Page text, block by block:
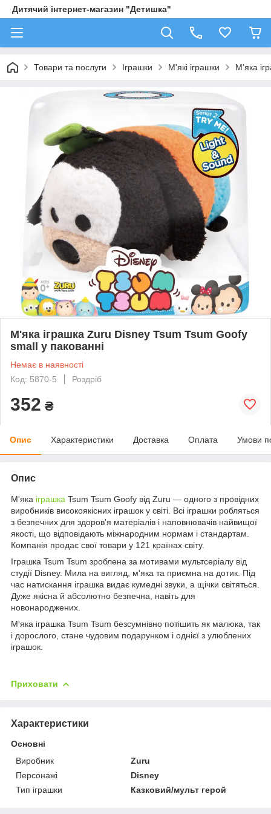
Дитячий інтернет-магазин "Детишка"
Товари та послуги Іграшки М'які іграшки М'яка
М'яка іграшка Zuru Disney Tsum Tsum Goofy
small у пакованні
Немає в наявності
Код: 5870-5
Роздріб
352 ₴
Опис Характеристики Доставка Оплата Умови
Опис
М'яка іграшка Tsum Tsum Goofy від Zuru — одного з провідних
виробників високоякісних іграшок у світі. Всі іграшки робляться
з безпечних для здоров'я матеріалів і наповнювачів найвищої
якості, що відповідають міжнародним нормам і стандартам.
Компанія продає свої товари у 121 країнах світу.
Іграшка Tsum Tsum зроблена за мотивами мультсеріалу від
студії Disney. Мила на вигляд, м'яка та приємна на дотик. Під
час натискання іграшка видає кумедні звуки, а щічки світяться.
Дуже якісна й абсолютно безпечна, навіть для
новонароджених.
М'яка іграшка Tsum Tsum безсумнівно потішить як малюка, так
і дорослого, стане чудовим подарунком і однієї з улюблених
іграшок.
Приховати
Характеристики
Основні
Виробник
Zuru
Персонажі
Disney
Тип іграшки
Казковий/мульт герой